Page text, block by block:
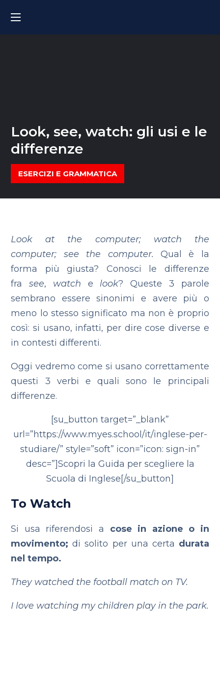
Look, see, watch: gli usi e le
differenze
ESERCIZI E GRAMMATICA
Look at the computer;
watch the
computer;
see the computer. Qual è la
forma più giusta? Conosci le differenze
frasee, watch e look? Queste 3 parole
sembrano essere sinonimi e avere più o
meno lo stesso significato ma non è proprio
così: si usano, infatti, per dire cose diverse e
in contesti differenti.
Oggi vedremo come si usano correttamente
questi 3 verbi e quali sono le principali
differenze.
[su_button target=”_blank”
url=”https://www.myes.school/it/inglese-per-
studiare/” style=”soft” icon=”icon: sign-in”
desc=”]Scopri la Guida per scegliere la
Scuola di Inglese[/su_button]
To Watch
Si usa riferendosi a cose in azione o in
movimento; di solito per una certa durata
nel tempo.
They watched the football match on TV.
I love watching my children play in the park.